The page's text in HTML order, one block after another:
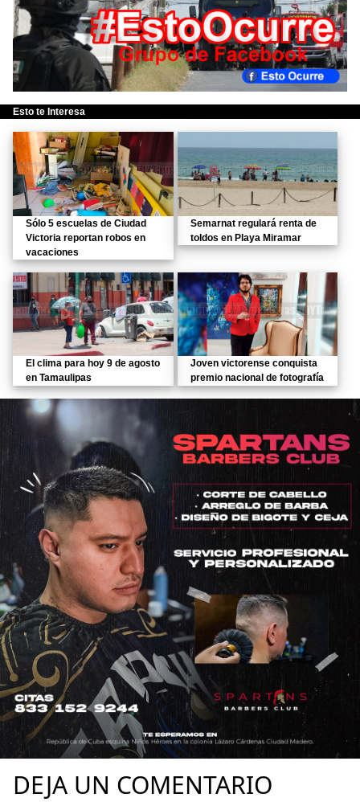
Esto te Interesa
Sólo 5 escuelas de Ciudad
Victoria reportan robos en
vacaciones
Semarnat regulará renta de
toldos en Playa Miramar
El clima para hoy 9 de agosto
en Tamaulipas
Joven victorense conquista
premio nacional de fotografía
DEJA UN COMENTARIO